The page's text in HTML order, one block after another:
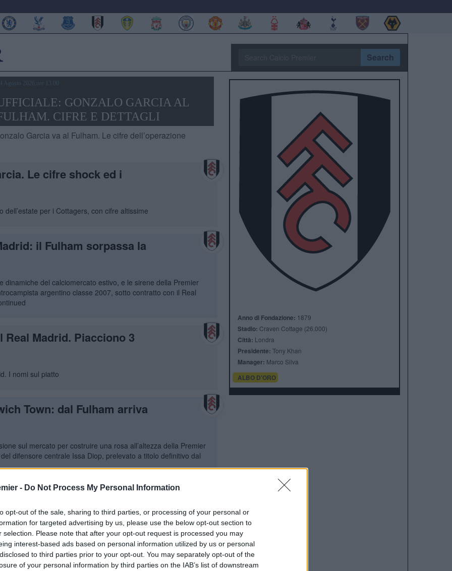
- Do Not Process My Personal Information
opt-out of the sale, sharing to third parties, or processing of your personal or
for targeted advertising by us, please use the below opt-out section to
selection. Please note that after your opt-out request is processed you may
interest-based ads based on personal information utilized by us or personal
to third parties prior to your opt-out. You may separately opt-out of the
of your personal information by third parties on the IAB’s list of downstream
Search
04 Agosto 2026,ore 13.00
GONZALO GARCIA AL
CIFRE E DETTAGLI
Garcia va al Fulham. Le cifre dell’operazione
Le cifre shock ed i
dell’estate per i Cottagers, con cifre altissime
il Fulham sorpassa la
del calciomercato estivo, e le sirene della Premier
argentino classe 2007, sotto contratto con il Real
Madrid. Piacciono 3
I nomi sul piatto
Town: dal Fulham arriva
sul mercato per costruire una rosa all’altezza della Premier
difensore centrale Issa Diop, prelevato a titolo definitivo dal
L’ex Real esordirà
nuovo manager della prima squadra. L’ex difensore
lo legherà al club londinese e a Craven Cottage fino all’estate
Anno di Fondazione: 1879
Stadio: Craven Cottage (26.000)
Città: Londra
Presidente: Tony Khan
Manager: Marco Silva
ALBO D'ORO